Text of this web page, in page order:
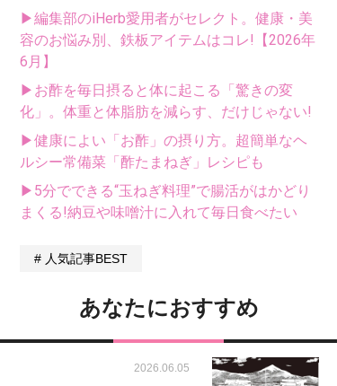
▶編集部のiHerb愛用者がセレクト。健康・美
容のお悩み別、鉄板アイテムはコレ!【2026年
6月】
▶お酢を毎日摂ると体に起こる「驚きの変
化」。体重と体脂肪を減らす、だけじゃない!
▶健康によい「お酢」の摂り方。超簡単なヘ
ルシー常備菜「酢たまねぎ」レシピも
▶5分でできる“玉ねぎ料理”で腸活がはかどり
まくる!納豆や味噌汁に入れて毎日食べたい
人気記事BEST
あなたにおすすめ
2026.06.05